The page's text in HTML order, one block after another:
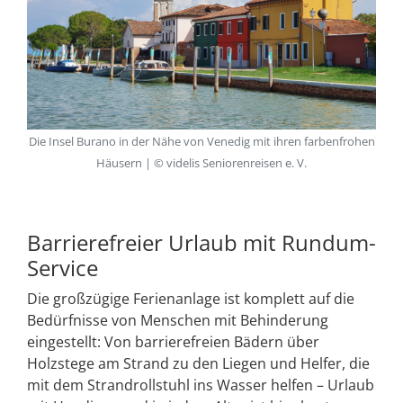
Die Insel Burano in der Nähe von Venedig mit ihren farbenfrohen
Häusern | © videlis Seniorenreisen e. V.
Barrierefreier Urlaub mit Rundum-
Service
Die großzügige Ferienanlage ist komplett auf die
Bedürfnisse von Menschen mit Behinderung
eingestellt: Von barrierefreien Bädern über
Holzstege am Strand zu den Liegen und Helfer, die
mit dem Strandrollstuhl ins Wasser helfen – Urlaub